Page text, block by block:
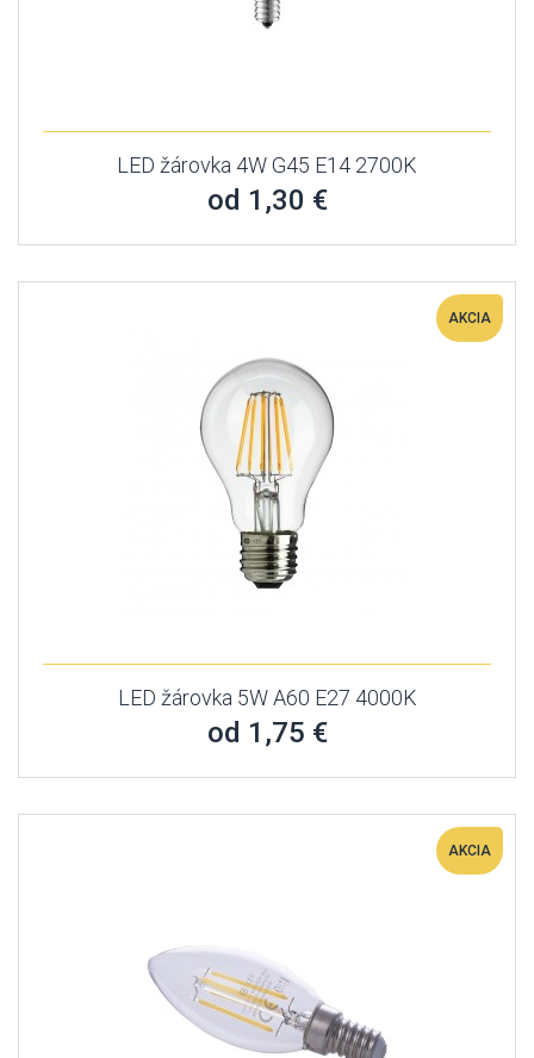
LED žárovka 4W G45 E14 2700K
od 1,30 €
AKCIA
LED žárovka 5W A60 E27 4000K
od 1,75 €
AKCIA